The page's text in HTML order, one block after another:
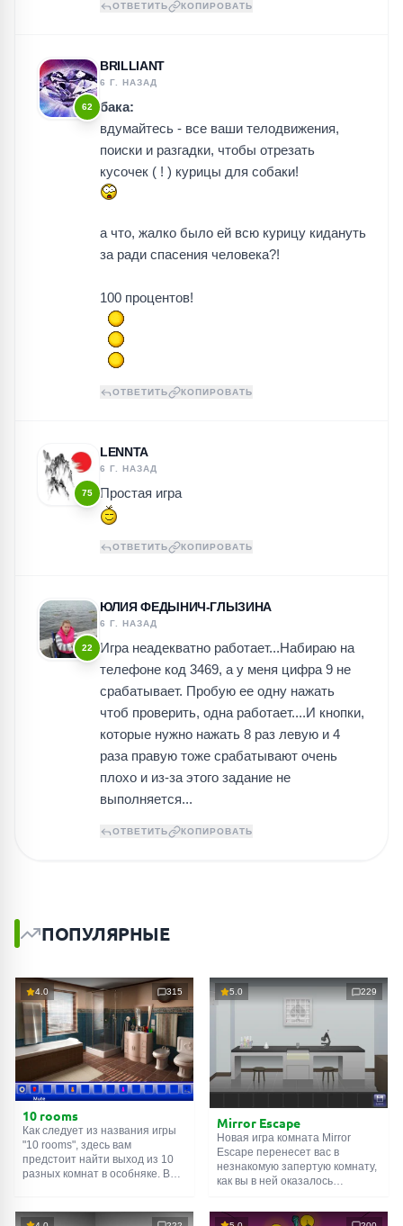
ОТВЕТИТЬ КОПИРОВАТЬ
62
BRILLIANT
6 Г. НАЗАД
бака:
вдумайтесь - все ваши телодвижения,
поиски и разгадки, чтобы отрезать
кусочек ( ! ) курицы для собаки!
а что, жалко было ей всю курицу кидануть
за ради спасения человека?!
100 процентов!
ОТВЕТИТЬ КОПИРОВАТЬ
75
LENNTA
6 Г. НАЗАД
Простая игра
ОТВЕТИТЬ КОПИРОВАТЬ
22
ЮЛИЯ ФЕДЫНИЧ-ГЛЫЗИНА
6 Г. НАЗАД
Игра неадекватно работает...Набираю на
телефоне код 3469, а у меня цифра 9 не
срабатывает. Пробую ее одну нажать
чтоб проверить, одна работает....И кнопки,
которые нужно нажать 8 раз левую и 4
раза правую тоже срабатывают очень
плохо и из-за этого задание не
выполняется...
ОТВЕТИТЬ КОПИРОВАТЬ
ПОПУЛЯРНЫЕ
4.0 315
10 rooms
Как следует из названия игры
"10 rooms", здесь вам
предстоит найти выход из 10
разных комнат в особняке. В
их, чтобы выйти. Выход из
5.0 229
Mirror Escape
Новая игра комната Mirror
Escape перенесет вас в
незнакомую запертую комнату,
как вы в ней оказалось
смекалки попробуйте решить